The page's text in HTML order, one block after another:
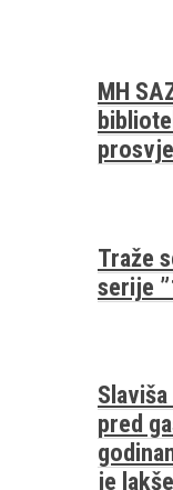
MH
Traže
serije
pred
je